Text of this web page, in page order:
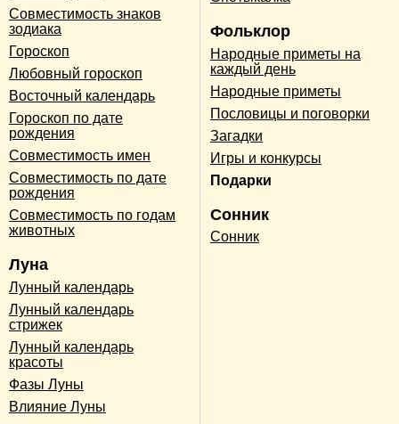
Совместимость знаков
зодиака
Гороскоп
Любовный гороскоп
Восточный календарь
Гороскоп по дате
рождения
Совместимость имен
Совместимость по дате
рождения
Совместимость по годам
животных
Луна
Лунный календарь
Лунный календарь
стрижек
Лунный календарь
красоты
Фазы Луны
Влияние Луны
Фольклор
Народные приметы на
каждый день
Народные приметы
Пословицы и поговорки
Загадки
Игры и конкурсы
Подарки
Сонник
Сонник